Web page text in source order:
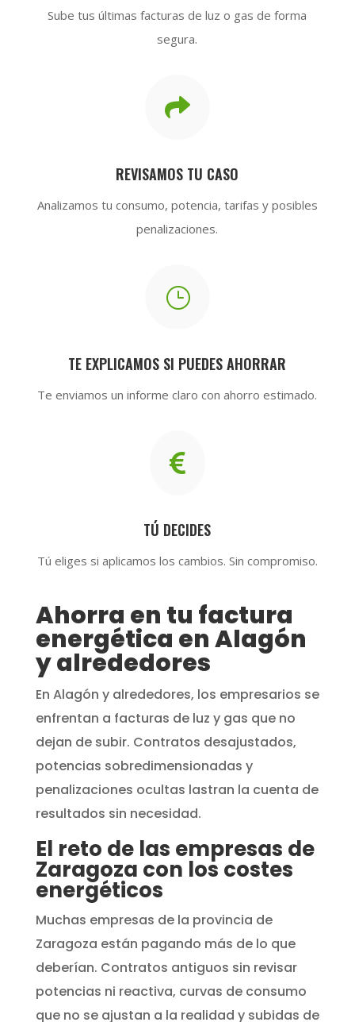
Sube tus últimas facturas de luz o gas de forma
segura.

REVISAMOS TU CASO
Analizamos tu consumo, potencia, tarifas y posibles
penalizaciones.
}
TE EXPLICAMOS SI PUEDES AHORRAR
Te enviamos un informe claro con ahorro estimado.

TÚ DECIDES
Tú eliges si aplicamos los cambios. Sin compromiso.
Ahorra en tu factura
energética en Alagón
y alrededores
En Alagón y alrededores, los empresarios se
enfrentan a facturas de luz y gas que no
dejan de subir. Contratos desajustados,
potencias sobredimensionadas y
penalizaciones ocultas lastran la cuenta de
resultados sin necesidad.
El reto de las empresas de
Zaragoza con los costes
energéticos
Muchas empresas de la provincia de
Zaragoza están pagando más de lo que
deberían. Contratos antiguos sin revisar
potencias ni reactiva, curvas de consumo
que no se ajustan a la realidad y subidas de